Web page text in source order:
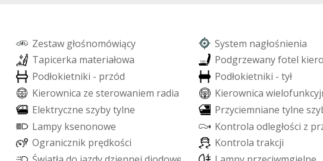
Zestaw głośnomówiący System nagłośnienia
Tapicerka materiałowa Podgrzewanyfotel kiero
Podłokietniki - przód Podłokietniki - tył
Kierownica ze sterowaniem radia Kierownica wielofunkcyj
Elektryczne szyby tylne Przyciemniane tylne szy
Lampy ksenonowe Kontrola odległości z pr
Ogranicznik prędkości Kontrola trakcji